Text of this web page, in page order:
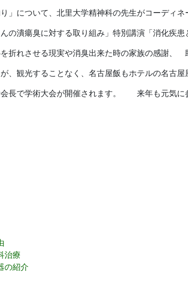
」について、北里大学精神科の先生がコーディ
の潰瘍臭に対する取り組み」特別講演「消化疾
折れさせる現実や消臭出来た時の家族の感謝、
、観光することなく、名古屋飯もホテルの名古屋
長で学術大会が開催されます。 来年も元気に
治療
の紹介